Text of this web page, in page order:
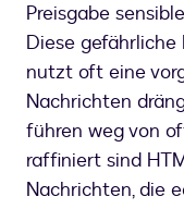
Preisgabe
Diese
nutzt oft eine
Nachrichten
führen weg von
raffiniert sind
Nachrichten, die